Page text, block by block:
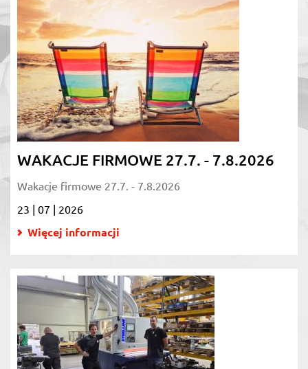
WAKACJE FIRMOWE 27.7. - 7.8.2026
Wakacje firmowe 27.7. - 7.8.2026
23 | 07 | 2026
Więcej informacji